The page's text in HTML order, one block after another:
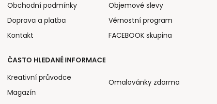
Obchodní podmínky
Doprava a platba
Kontakt
Objemové slevy
Věrnostní program
FACEBOOK skupina
ČASTO HLEDANÉ INFORMACE
Kreativní průvodce
Magazín
Omalovánky zdarma